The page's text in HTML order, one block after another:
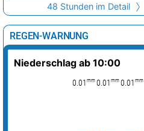
48 Stunden im Detail
REGEN-WARNUNG
Niederschlag ab 10:00
0.01 mm 0.01 mm 0.01 mm